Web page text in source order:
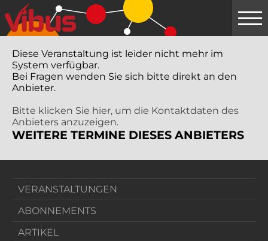
Springe
zum
Hauptinhalt
Diese Veranstaltung ist leider nicht mehr im
System verfügbar.
Bei Fragen wenden Sie sich bitte direkt an den
Anbieter.
Bitte klicken Sie hier, um die Kontaktdaten des
Anbieters anzuzeigen.
WEITERE TERMINE DIESES ANBIETERS
VERANSTALTUNGEN
ABONNEMENTS
ARTIKEL